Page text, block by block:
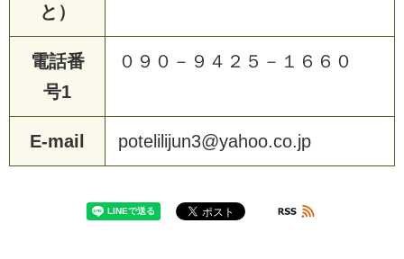
と）
電話番
号1
０９０－９４２５－１６６０
E-mail potelilijun3@yahoo.co.jp